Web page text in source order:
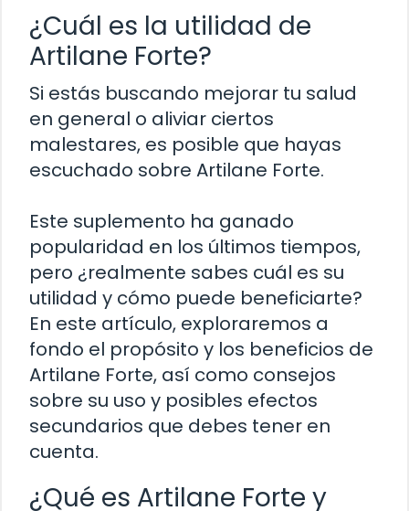
¿Cuál es la utilidad de
Artilane Forte?
Si estás buscando mejorar tu salud
en general o aliviar ciertos
malestares, es posible que hayas
escuchado sobre Artilane Forte.
Este suplemento ha ganado
popularidad en los últimos tiempos,
pero ¿realmente sabes cuál es su
utilidad y cómo puede beneficiarte?
En este artículo, exploraremos a
fondo el propósito y los beneficios de
Artilane Forte, así como consejos
sobre su uso y posibles efectos
secundarios que debes tener en
cuenta.
¿Qué es Artilane Forte y